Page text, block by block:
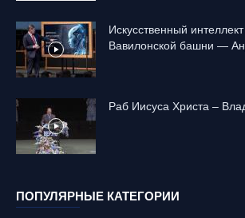
Искусственный
Вавилонской башни —
Раб Иисуса Христа –
ПОПУЛЯРНЫЕ КАТЕГОРИИ